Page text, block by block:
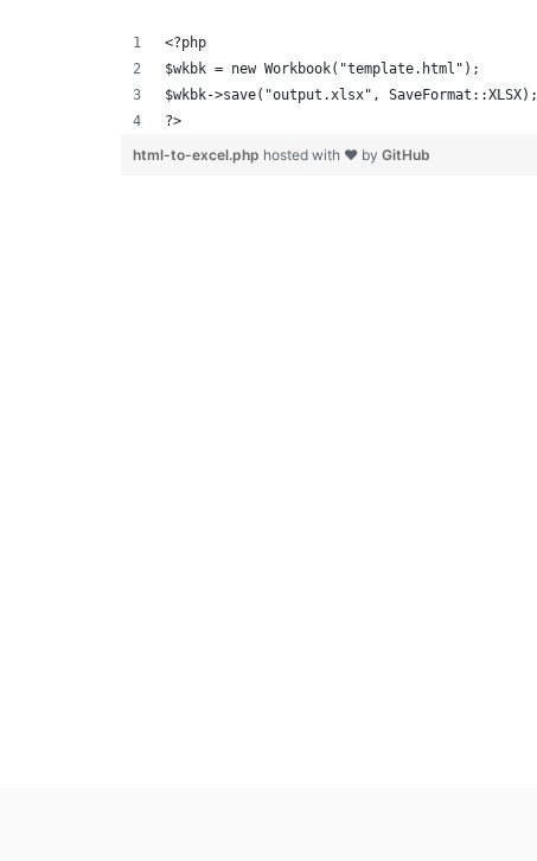
<?php
$wkbk = new Workbook("template.html");
$wkbk->save("output.xlsx", SaveFormat::XLSX);
?>
html-to-excel.php hosted with ❤ by GitHub